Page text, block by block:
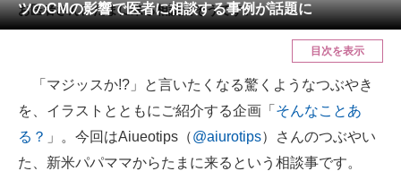
メディア
ITの今と未来を見通す
スマホと通信の最新トレンド
進化するPCとデバイスの未来
ツのCMの影響で医者に相談する事例が話題に
お医者さんにたまに来る相談だそうです。
目次を表示
「マジッスか!?」と言いたくなる驚くようなつぶやき
を、イラストとともにご紹介する企画「 そんなことあ
る？ 」。今回はAiueotips（@aiurotips）さんのつぶやい
た、新米パパママからたまに来るという相談事です。